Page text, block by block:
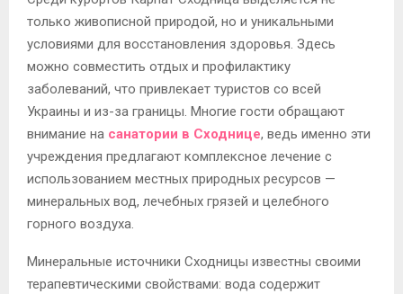
только живописной природой, но и уникальными
условиями для восстановления здоровья. Здесь
можно совместить отдых и профилактику
заболеваний, что привлекает туристов со всей
Украины и из-за границы. Многие гости обращают
внимание на санатории в Сходнице, ведь именно эти
учреждения предлагают комплексное лечение с
использованием местных природных ресурсов —
минеральных вод, лечебных грязей и целебного
горного воздуха.
Минеральные источники Сходницы известны своими
терапевтическими свойствами: вода содержит